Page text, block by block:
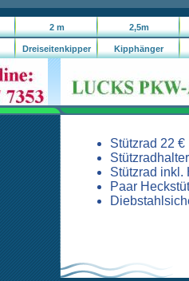
2 m
Kastenanhänger
2,5m
Kastenanhänger
Dreiseitenkipper Kipphänger
Stützrad 22 €
Stützrad inkl.
Paar